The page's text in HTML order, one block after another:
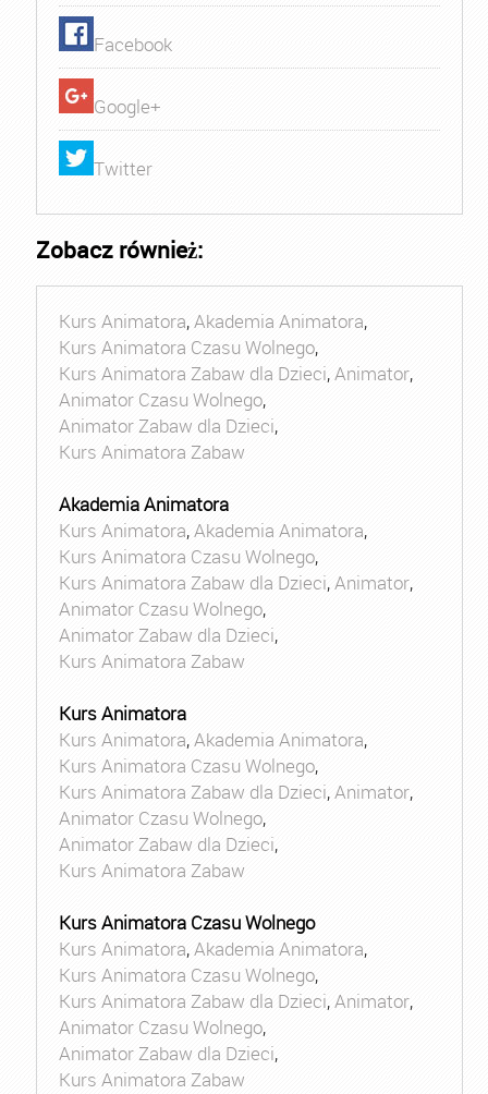
Facebook
Google+
Twitter
Zobacz również:
Kurs Animatora,Akademia Animatora,
Kurs Animatora Czasu Wolnego,
Kurs Animatora Zabaw dla Dzieci,Animator,
Animator Czasu Wolnego,
Animator Zabaw dla Dzieci,
Kurs Animatora Zabaw
Akademia Animatora
Kurs Animatora,Akademia Animatora,
Kurs Animatora Czasu Wolnego,
Kurs Animatora Zabaw dla Dzieci,Animator,
Animator Czasu Wolnego,
Animator Zabaw dla Dzieci,
Kurs Animatora Zabaw
Kurs Animatora
Kurs Animatora,Akademia Animatora,
Kurs Animatora Czasu Wolnego,
Kurs Animatora Zabaw dla Dzieci,Animator,
Animator Czasu Wolnego,
Animator Zabaw dla Dzieci,
Kurs Animatora Zabaw
Kurs Animatora Czasu Wolnego
Kurs Animatora,Akademia Animatora,
Kurs Animatora Czasu Wolnego,
Kurs Animatora Zabaw dla Dzieci,Animator,
Animator Czasu Wolnego,
Animator Zabaw dla Dzieci,
Kurs Animatora Zabaw